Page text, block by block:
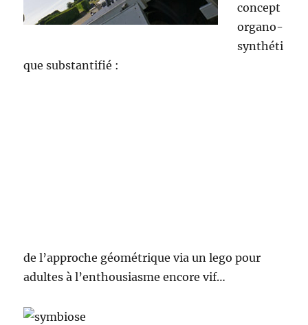
concept
organo-
synthéti
que substantifié :
de l’approche géométrique via un lego pour
adultes à l’enthousiasme encore vif…